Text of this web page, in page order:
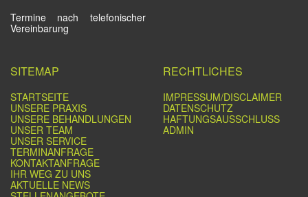
Termine nach telefonischer
Vereinbarung
SITEMAP
STARTSEITE
UNSERE PRAXIS
UNSERE BEHANDLUNGEN
UNSER TEAM
UNSER SERVICE
TERMINANFRAGE
KONTAKTANFRAGE
IHR WEG ZU UNS
AKTUELLE NEWS
RECHTLICHES
IMPRESSUM/DISCLAIMER
DATENSCHUTZ
HAFTUNGSAUSSCHLUSS
ADMIN